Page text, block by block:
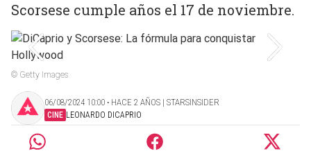
Scorsese cumple años el 17 de noviembre.
© Getty Images
06/08/2024 10:00 ‧ HACE 2 AÑOS | STARSINSIDER
CINE LEONARDO DICAPRIO